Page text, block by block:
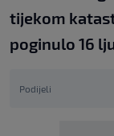
tijekom
poginulo 16
Podijeli